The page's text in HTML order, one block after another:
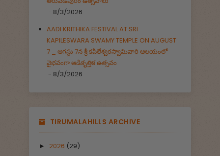
- 8/3/2026
AADI KRITHIKA FESTIVAL AT SRI
KAPILESWARA SWAMY TEMPLE ON AUGUST
7 _ ఆగస్టు 7న శ్రీ కపిలేశ్వరస్వామివారి ఆలయంలో
వైభవంగా ఆడికృత్తిక ఉత్సవం
- 8/3/2026
TIRUMALAHILLS ARCHIVE
► 2026 (29)